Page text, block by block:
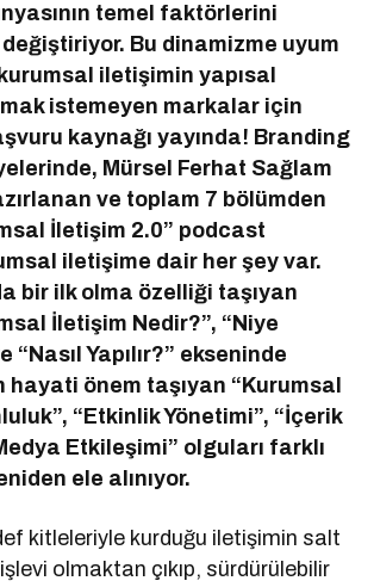
temel faktörlerini
Bu dinamizme uyum
iletişimin yapısal
istemeyen markalar için
kaynağı yayında! Branding
Mürsel Ferhat Sağlam
ve toplam 7 bölümden
İletişim 2.0” podcast
iletişime dair her şey var.
bir ilk olma özelliği taşıyan
İletişim Nedir?”, “Niye
“Nasıl Yapılır?” ekseninde
önem taşıyan “Kurumsal
“Etkinlik Yönetimi”, “İçerik
Etkileşimi” olguları farklı
ele alınıyor.
kitleleriyle kurduğu iletişimin salt
olmaktan çıkıp, sürdürülebilir